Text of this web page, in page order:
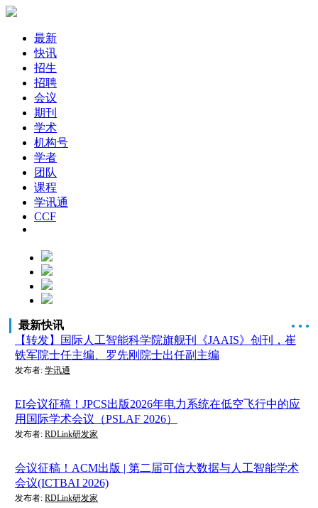
最新
快讯
招生
招聘
会议
期刊
学术
机构号
学者
团队
课程
学讯通
CCF
最新快讯 ● ● ●
【转发】国际人工智能科学院旗舰刊《JAAIS》创刊，崔
铁军院士任主编、罗先刚院士出任副主编
发布者: 学讯通
EI会议征稿！JPCS出版2026年电力系统在低空飞行中的应
用国际学术会议（PSLAF 2026）
发布者: RDLink研发家
会议征稿！ACM出版 | 第二届可信大数据与人工智能学术
会议(ICTBAI 2026)
发布者: RDLink研发家